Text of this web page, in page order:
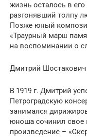
жизнь осталось в его
разгонявший толпу
Позже юный
«Траурный марш
на воспоминании о
Дмитрий
В 1919 г. Дмитрий
Петроградскую
занимался
юноша сочинил свое
произведение –